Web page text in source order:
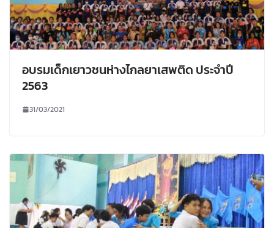
อบรมเด็กเยาวชนห่างไกลยาเสพติด ประจำปี
2563
31/03/2021